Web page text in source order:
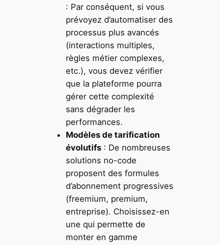
: Par conséquent, si vous
prévoyez d’automatiser des
processus plus avancés
(interactions multiples,
règles métier complexes,
etc.), vous devez vérifier
que la plateforme pourra
gérer cette complexité
sans dégrader les
performances.
Modèles de tarification
évolutifs : De nombreuses
solutions no-code
proposent des formules
d’abonnement progressives
(freemium, premium,
entreprise). Choisissez-en
une qui permette de
monter en gamme